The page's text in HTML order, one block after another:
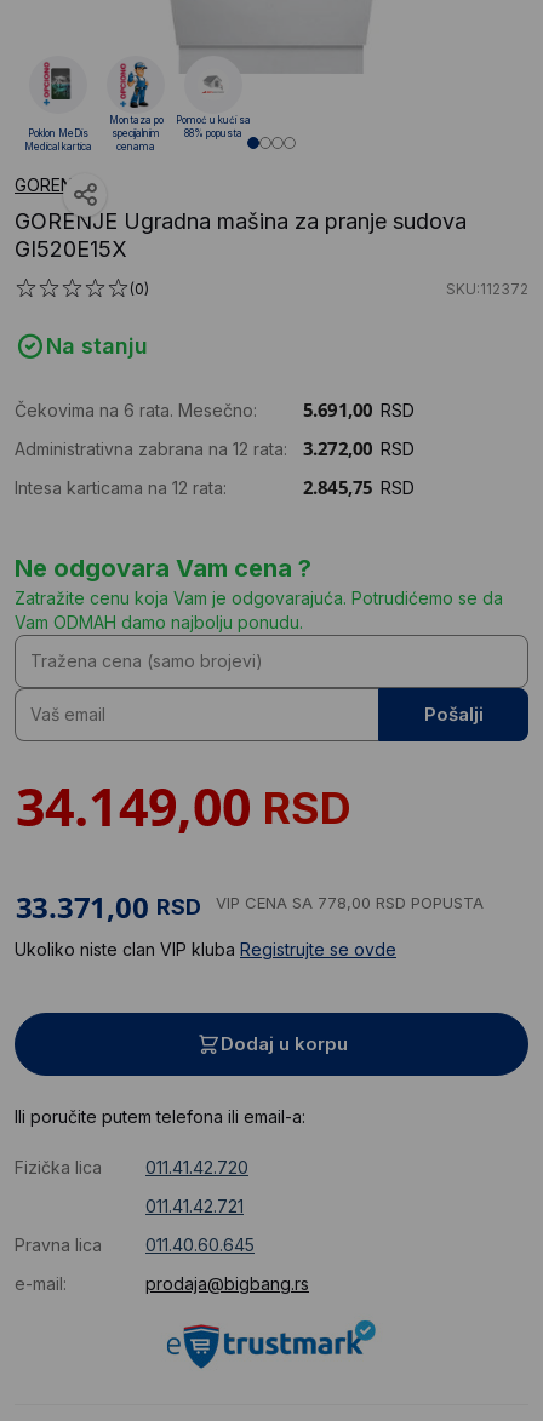
GORENJE
GORENJE Ugradna mašina za pranje sudova
GI520E15X
(0) SKU:112372
Na stanju
Čekovima na 6 rata. Mesečno:
RSD
Administrativna zabrana na 12 rata:
RSD
Intesa karticama na 12 rata:
RSD
Ne odgovara Vam cena ?
Zatražite cenu koja Vam je odgovarajuća. Potrudićemo se da
Vam ODMAH damo najbolju ponudu.
Pošalji
RSD
RSD VIP CENA SA 778,00 RSD POPUSTA
Ukoliko niste clan VIP kluba Registrujte se ovde
Dodaj u korpu
Ili poručite putem telefona ili email-a:
Fizička lica
011.41.42.720
011.41.42.721
Pravna lica
011.40.60.645
e-mail:
prodaja@bigbang.rs
Poklon MeDis
Medical kartica
Montaza po
specijalnim
cenama
Pomoć u kući sa
88% popusta